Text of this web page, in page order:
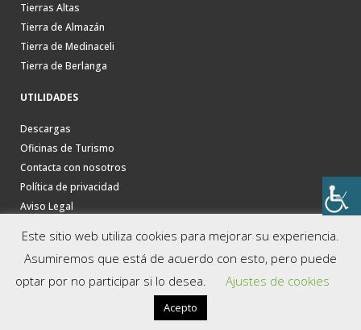
Tierras Altas
Tierra de Almazán
Tierra de Medinaceli
Tierra de Berlanga
UTILIDADES
Descargas
Oficinas de Turismo
Contacta con nosotros
Política de privacidad
Aviso Legal
Este sitio web utiliza cookies para mejorar su experiencia.
Asumiremos que está de acuerdo con esto, pero puede
optar por no participar si lo desea.
Ajustes de cookies
Acepto